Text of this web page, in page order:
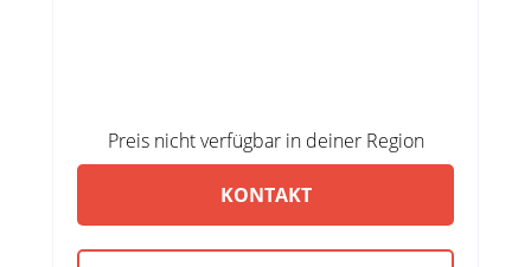
Preis nicht verfügbar in deiner Region
KONTAKT